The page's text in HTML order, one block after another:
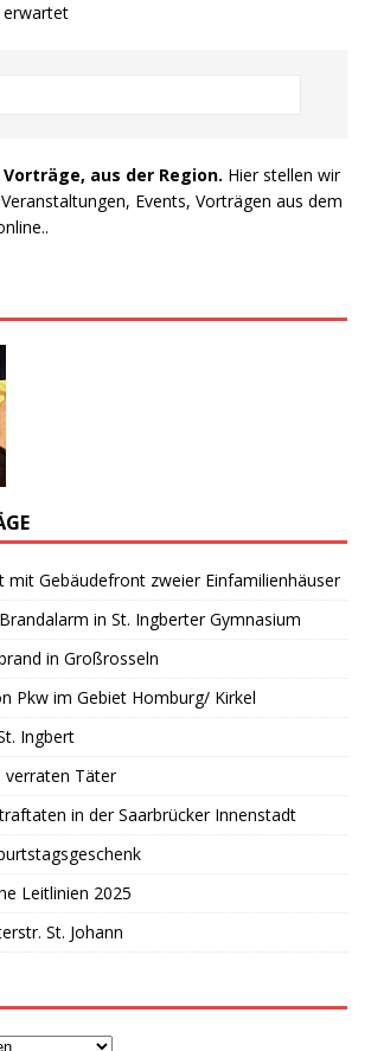
aus der Region. Hier stellen wir
Events, Vorträgen aus dem
mit Gebäudefront zweier Einfamilienhäuser
in St. Ingberter Gymnasium
in Großrosseln
Pkw im Gebiet Homburg/ Kirkel
Ingbert
verraten Täter
in der Saarbrücker Innenstadt
Leitlinien 2025
St. Johann